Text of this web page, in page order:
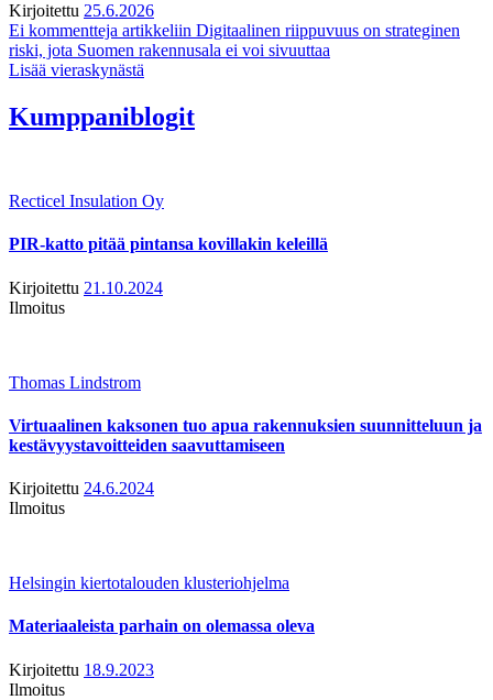
Kirjoitettu 25.6.2026
Ei kommentteja artikkeliin Digitaalinen riippuvuus on strateginen
riski, jota Suomen rakennusala ei voi sivuuttaa
Lisää vieraskynästä
Kumppaniblogit
Recticel Insulation Oy
PIR-katto pitää pintansa kovillakin keleillä
Kirjoitettu 21.10.2024
Ilmoitus
Thomas Lindstrom
Virtuaalinen kaksonen tuo apua rakennuksien suunnitteluun ja
kestävyystavoitteiden saavuttamiseen
Kirjoitettu 24.6.2024
Ilmoitus
Helsingin kiertotalouden klusteriohjelma
Materiaaleista parhain on olemassa oleva
Kirjoitettu 18.9.2023
Ilmoitus